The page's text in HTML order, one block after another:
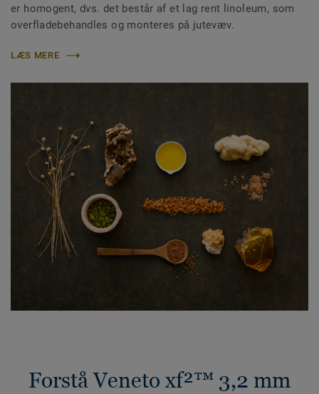
er homogent, dvs. det består af et lag rent linoleum, som
overfladebehandles og monteres på jutevæv.
LÆS MERE
Forstå Veneto xf²™ 3,2 mm